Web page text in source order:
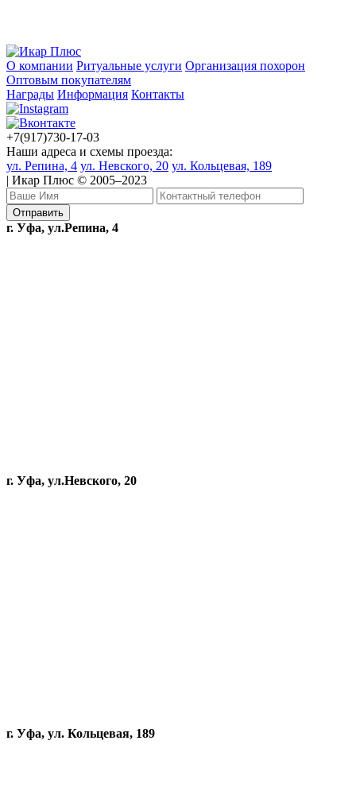
О компании Ритуальные услуги Организация похорон
Оптовым покупателям
Награды Информация Контакты
+7(917)730-17-03
Наши адреса и схемы проезда:
ул. Репина, 4 ул. Невского, 20 ул. Кольцевая, 189
| Икар Плюс © 2005–2023
г. Уфа, ул.Репина, 4
г. Уфа, ул.Невского, 20
г. Уфа, ул. Кольцевая, 189